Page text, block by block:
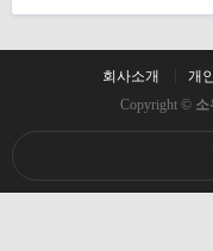
회사소개 개
Copyright © 소